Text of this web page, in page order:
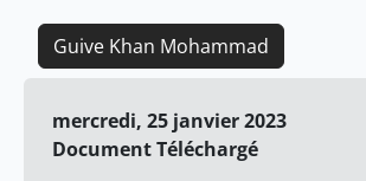
Guive Khan Mohammad
mercredi, 25 janvier 2023
Document Téléchargé